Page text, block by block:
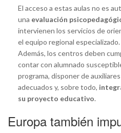
El acceso a estas aulas no es
una evaluación
intervienen los servicios de
el equipo regional especializado.
Además, los centros deben
contar con alumnado
programa, disponer de
adecuados y, sobre todo,
su proyecto educativo.
Europa también